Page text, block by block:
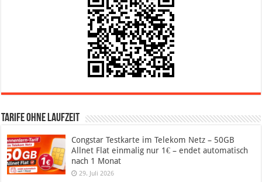
Tarife ohne Laufzeit
Congstar Testkarte im Telekom Netz – 50GB
Allnet Flat einmalig nur 1€ – endet automatisch
nach 1 Monat
29. Juli 2026